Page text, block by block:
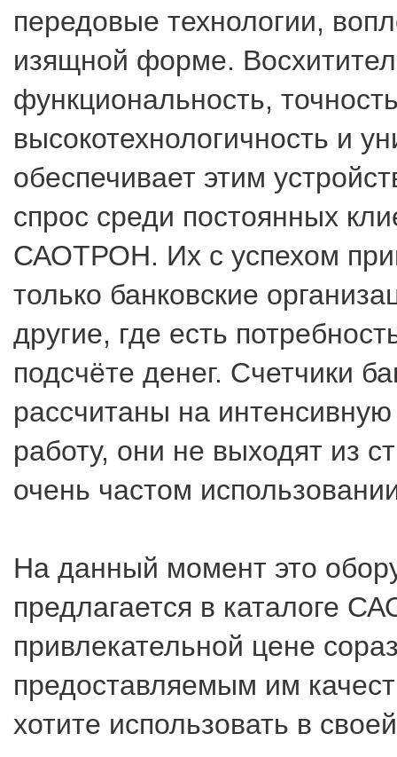
передовые технологии,
изящной форме.
функциональность,
высокотехнологичность и
обеспечивает этим
спрос среди постоянных
САОТРОН. Их с успехом
только банковские
другие, где есть
подсчёте денег. Счетчики
рассчитаны на
работу, они не выходят из
очень частом
На данный момент это
предлагается в каталоге
привлекательной цене
предоставляемым им
хотите использовать в